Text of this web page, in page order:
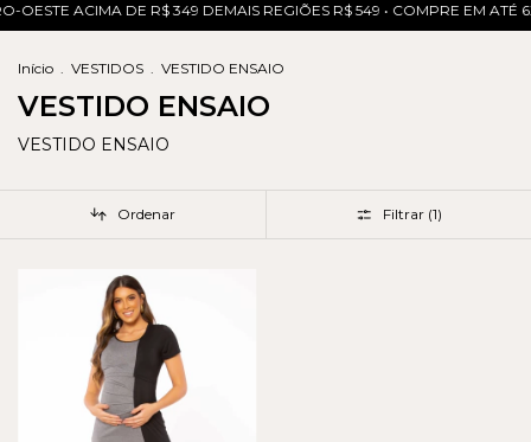
OESTE ACIMA DE R$ 349 DEMAIS REGIÕES R$ 549 • COMPRE EM
Início . VESTIDOS . VESTIDO ENSAIO
VESTIDO ENSAIO
VESTIDO ENSAIO
Ordenar Filtrar (1)